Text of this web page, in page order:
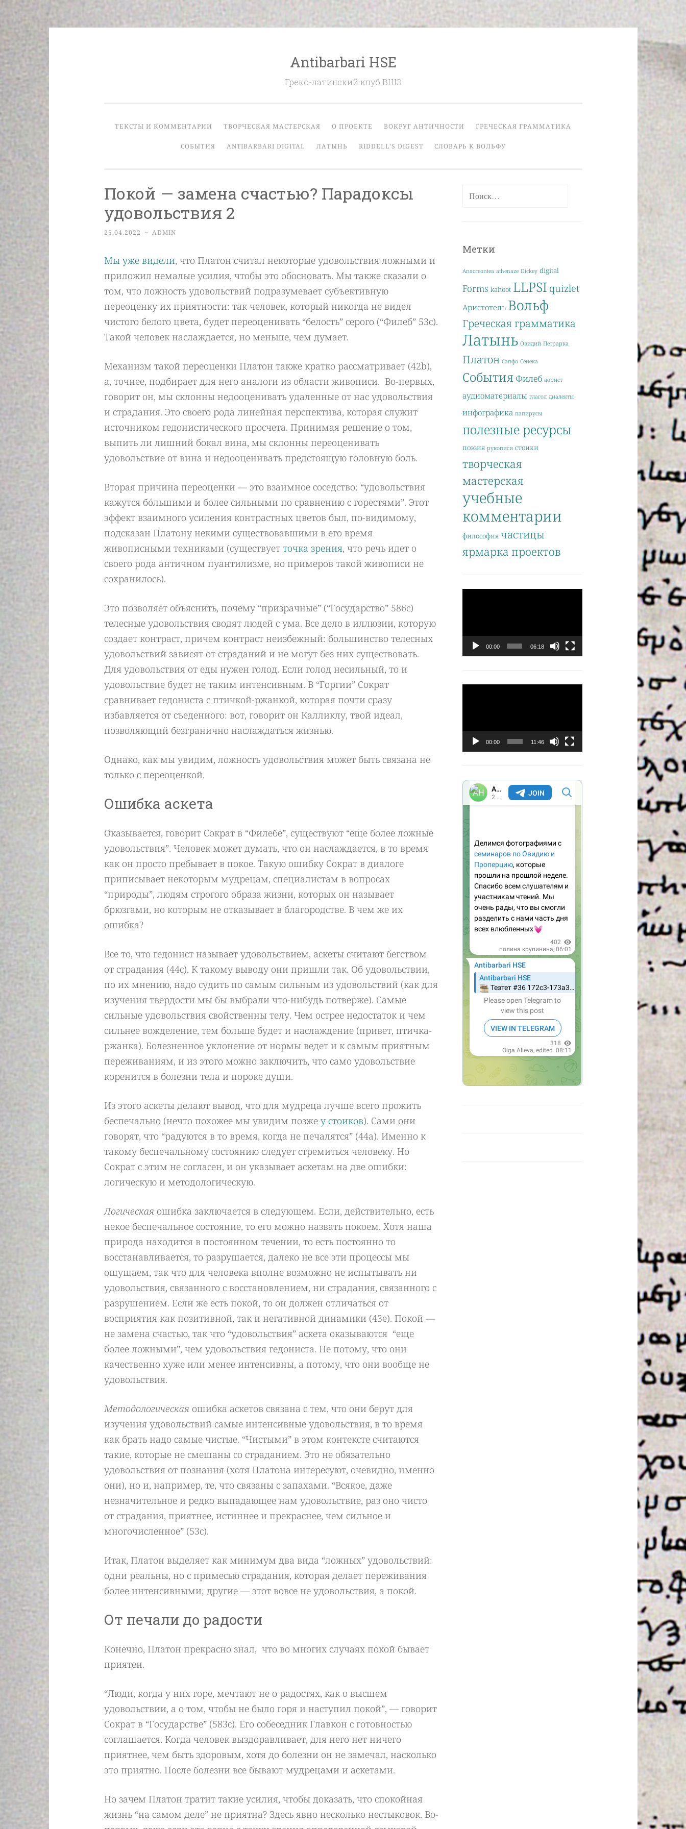
Antibarbari HSE
Греко-латинский клуб ВШЭ
ТЕКСТЫ И КОММЕНТАРИИ ТВОРЧЕСКАЯ МАСТЕРСКАЯ О ПРОЕКТЕ ВОКРУГ АНТИЧНОСТИ ГРЕЧЕСКАЯ ГРАММАТИКА
СОБЫТИЯ ANTIBARBARI DIGITAL ЛАТЫНЬ RIDDELL’S DIGEST СЛОВАРЬ К ВОЛЬФУ
Покой — замена счастью? Парадоксы
удовольствия 2
25.04.2022 ~ ADMIN
Мы уже видели, что Платон считал некоторые удовольствия ложными и
приложил немалые усилия, чтобы это обосновать. Мы также сказали о
том, что ложность удовольствий подразумевает субъективную
переоценку их приятности: так человек, который никогда не видел
чистого белого цвета, будет переоценивать “белость” серого (“Филеб” 53с).
Такой человек наслаждается, но меньше, чем думает.
Механизм такой переоценки Платон также кратко рассматривает (42b),
а, точнее, подбирает для него аналоги из области живописи. Во-первых,
говорит он, мы склонны недооценивать удаленные от нас удовольствия
и страдания. Это своего рода линейная перспектива, которая служит
источником гедонистического просчета. Принимая решение о том,
выпить ли лишний бокал вина, мы склонны переоценивать
удовольствие от вина и недооценивать предстоящую головную боль.
Вторая причина переоценки — это взаимное соседство: “удовольствия
кажутся бóльшими и более сильными по сравнению с горестями”. Этот
эффект взаимного усиления контрастных цветов был, по-видимому,
подсказан Платону некими существовавшими в его время
живописными техниками (существует точка зрения, что речь идет о
своего рода античном пуантилизме, но примеров такой живописи не
сохранилось).
Это позволяет объяснить, почему “призрачные” (“Государство” 586с)
телесные удовольствия сводят людей с ума. Все дело в иллюзии, которую
создает контраст, причем контраст неизбежный: большинство телесных
удовольствий зависят от страданий и не могут без них существовать.
Для удовольствия от еды нужен голод. Если голод несильный, то и
удовольствие будет не таким интенсивным. В “Горгии” Сократ
сравнивает гедониста с птичкой-ржанкой, которая почти сразу
избавляется от съеденного: вот, говорит он Калликлу, твой идеал,
позволяющий безгранично наслаждаться жизнью.
Однако, как мы увидим, ложность удовольствия может быть связана не
только с переоценкой.
Ошибка аскета
Оказывается, говорит Сократ в “Филебе”, существуют “еще более ложные
удовольствия”. Человек может думать, что он наслаждается, в то время
как он просто пребывает в покое. Такую ошибку Сократ в диалоге
приписывает некоторым мудрецам, специалистам в вопросах
“природы”, людям строгого образа жизни, которых он называет
брюзгами, но которым не отказывает в благородстве. В чем же их
ошибка?
Все то, что гедонист называет удовольствием, аскеты считают бегством
от страдания (44с). К такому выводу они пришли так. Об удовольствии,
по их мнению, надо судить по самым сильным из удовольствий (как для
изучения твердости мы бы выбрали что-нибудь потверже). Самые
сильные удовольствия свойственны телу. Чем острее недостаток и чем
сильнее вожделение, тем больше будет и наслаждение (привет, птичка-
ржанка). Болезненное уклонение от нормы ведет и к самым приятным
переживаниям, и из этого можно заключить, что само удовольствие
коренится в болезни тела и пороке души.
Из этого аскеты делают вывод, что для мудреца лучше всего прожить
беспечально (нечто похожее мы увидим позже у стоиков). Сами они
говорят, что “радуются в то время, когда не печалятся” (44a). Именно к
такому беспечальному состоянию следует стремиться человеку. Но
Сократ с этим не согласен, и он указывает аскетам на две ошибки:
логическую и методологическую.
Логическая ошибка заключается в следующем. Если, действительно, есть
некое беспечальное состояние, то его можно назвать покоем. Хотя наша
природа находится в постоянном течении, то есть постоянно то
восстанавливается, то разрушается, далеко не все эти процессы мы
ощущаем, так что для человека вполне возможно не испытывать ни
удовольствия, связанного с восстановлением, ни страдания, связанного с
разрушением. Если же есть покой, то он должен отличаться от
восприятия как позитивной, так и негативной динамики (43е). Покой —
не замена счастью, так что “удовольствия” аскета оказываются “еще
более ложными”, чем удовольствия гедониста. Не потому, что они
качественно хуже или менее интенсивны, а потому, что они вообще не
удовольствия.
Методологическая ошибка аскетов связана с тем, что они берут для
изучения удовольствий самые интенсивные удовольствия, в то время
как брать надо самые чистые. “Чистыми” в этом контексте считаются
такие, которые не смешаны со страданием. Это не обязательно
удовольствия от познания (хотя Платона интересуют, очевидно, именно
они), но и, например, те, что связаны с запахами. “Всякое, даже
незначительное и редко выпадающее нам удовольствие, раз оно чисто
от страдания, приятнее, истиннее и прекраснее, чем сильное и
многочисленное” (53с).
Итак, Платон выделяет как минимум два вида “ложных” удовольствий:
одни реальны, но с примесью страдания, которая делает переживания
более интенсивными; другие — этот вовсе не удовольствия, а покой.
От печали до радости
Конечно, Платон прекрасно знал, что во многих случаях покой бывает
приятен.
“Люди, когда у них горе, мечтают не о радостях, как о высшем
удовольствии, а о том, чтобы не было горя и наступил покой”, — говорит
Сократ в “Государстве” (583с). Его собеседник Главкон с готовностью
соглашается. Когда человек выздоравливает, для него нет ничего
приятнее, чем быть здоровым, хотя до болезни он не замечал, насколько
это приятно. После болезни все бывают мудрецами и аскетами.
Но зачем Платон тратит такие усилия, чтобы доказать, что спокойная
жизнь “на самом деле” не приятна? Здесь явно несколько нестыковок. Во-
Найти:
Метки
Anacreontea athenaze Dickey digital
Forms kahoot LLPSI quizlet
Аристотель Вольф
Греческая грамматика
Латынь Овидий Петрарка
Платон Сапфо Сенека
События Филеб аорист
аудиоматериалы глагол диалекты
инфографика папирусы
полезные ресурсы
поэзия рукописи стоики
творческая
мастерская
учебные
комментарии
философия частицы
ярмарка проектов
00:00 06:18
00:00 11:46